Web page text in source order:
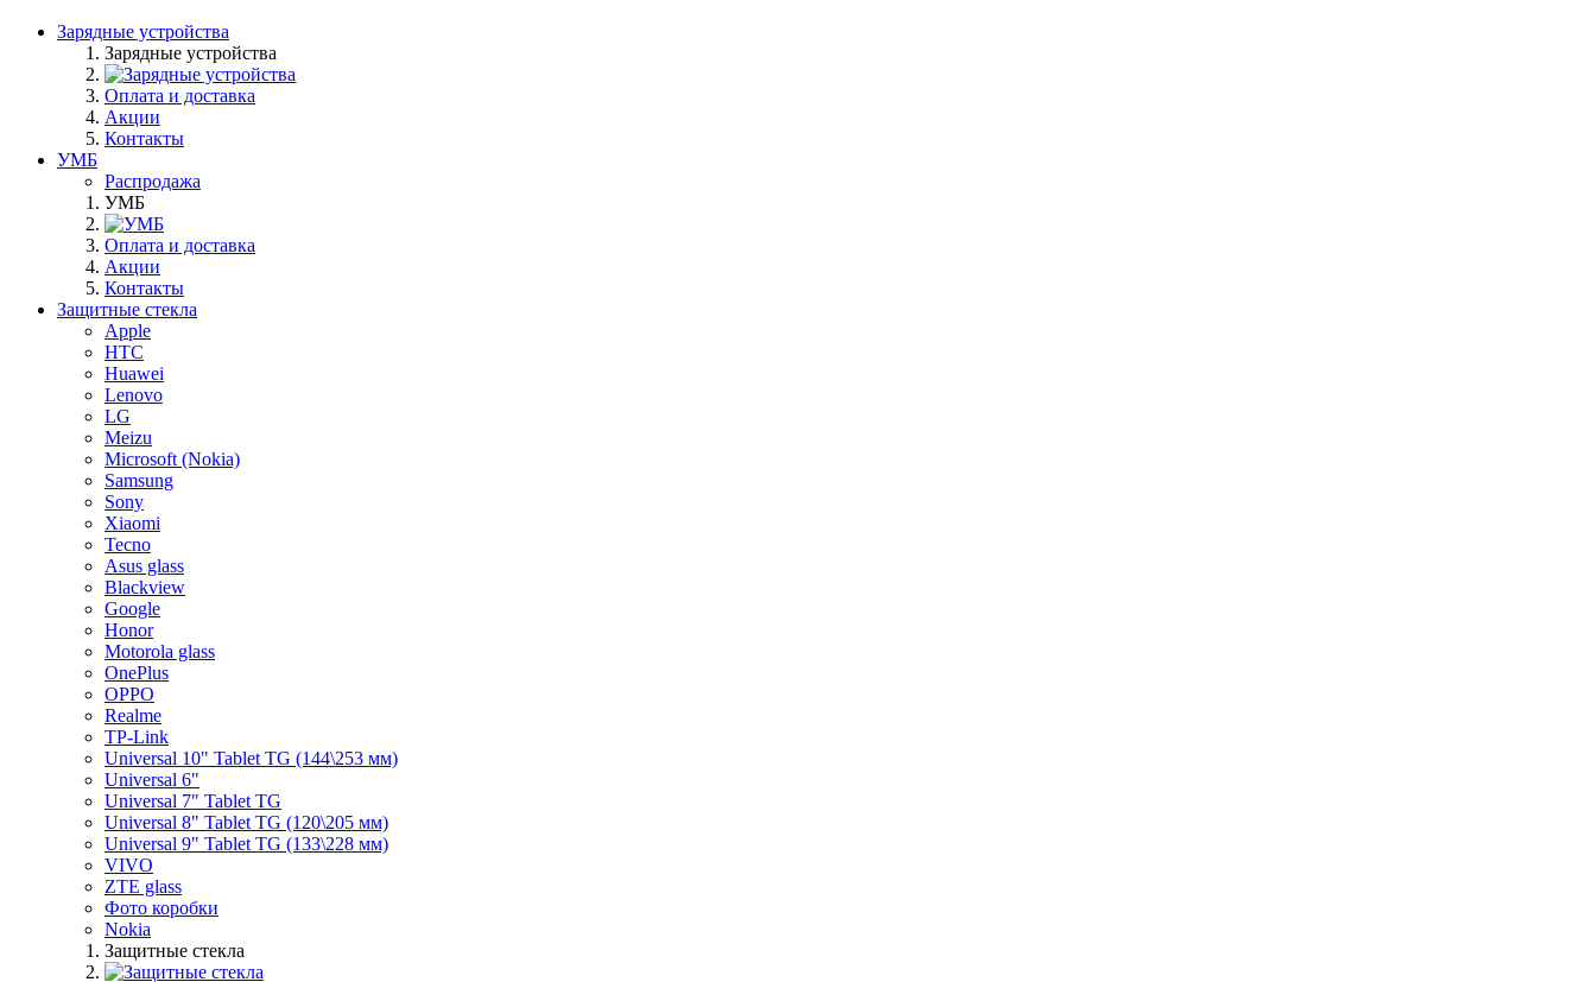
Зарядные устройства
Зарядные устройства
Оплата и доставка
Акции
Контакты
УМБ
Распродажа
УМБ
Оплата и доставка
Акции
Контакты
Защитные стекла
Apple
HTC
Huawei
Lenovo
LG
Meizu
Microsoft (Nokia)
Samsung
Sony
Xiaomi
Tecno
Asus glass
Blackview
Google
Honor
Motorola glass
OnePlus
OPPO
Realme
TP-Link
Universal 10" Tablet TG (144\253 мм)
Universal 6"
Universal 7" Tablet TG
Universal 8" Tablet TG (120\205 мм)
Universal 9" Tablet TG (133\228 мм)
VIVO
ZTE glass
Фото коробки
Nokia
Защитные стекла